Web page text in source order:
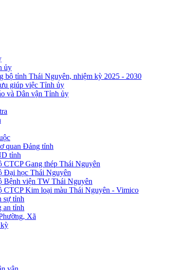
ủy
bộ tỉnh Thái Nguyên, nhiệm kỳ 2025 - 2030
giúp việc Tỉnh ủy
và Dân vận Tỉnh ủy
quan Đảng tỉnh
tỉnh
CTCP Gang thép Thái Nguyên
Đại học Thái Nguyên
Bệnh viện TW Thái Nguyên
CTCP Kim loại màu Thái Nguyên - Vimico
sự tỉnh
an tỉnh
Xã